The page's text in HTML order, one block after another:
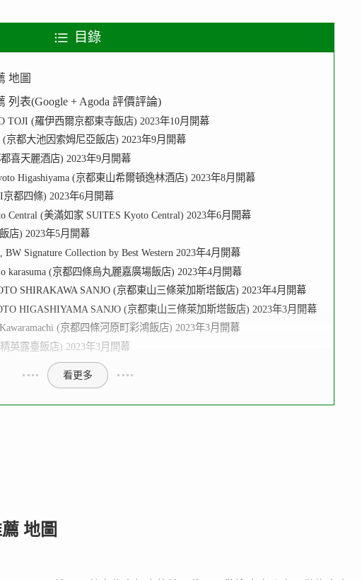
目錄
地圖
列表(Google + Agoda 評價評論)
TOJI (羅伊西爾京都東寺飯店) 2023年10月開幕
京都大池因索姆尼亞飯店) 2023年9月開幕
喜天麗酒店) 2023年9月開幕
Higashiyama (京都東山希爾頓逸林酒店) 2023年8月開幕
都四條) 2023年6月開幕
Central (美滿如家 SUITES Kyoto Central) 2023年6月開幕
店) 2023年5月開幕
Signature Collection by Best Western 2023年4月開幕
karasuma (京都四條烏丸麗嘉廣場飯店) 2023年4月開幕
SHIRAKAWA SANJO (京都東山三條萊加斯塔飯店) 2023年4月開幕
HIGASHIYAMA SANJO (京都東山三條萊加斯塔飯店) 2023年3月開幕
(京都四條河原町彩鴻飯店) 2023年3月開幕
英露臺飯店) 2023年3月開幕
看更多
地圖